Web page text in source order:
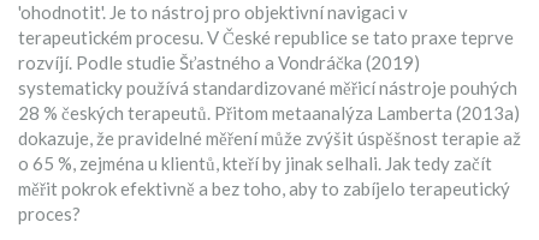
'ohodnotit'. Je to nástroj pro objektivní navigaci v
terapeutickém procesu. V České republice se tato praxe teprve
rozvíjí. Podle studie Šťastného a Vondráčka (2019)
systematicky používá standardizované měřicí nástroje pouhých
28 % českých terapeutů. Přitom metaanalýza Lamberta (2013a)
dokazuje, že pravidelné měření může zvýšit úspěšnost terapie až
o 65 %, zejména u klientů, kteří by jinak selhali. Jak tedy začít
měřit pokrok efektivně a bez toho, aby to zabíjelo terapeutický
proces?